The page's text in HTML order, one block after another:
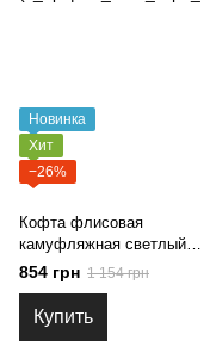
Новинка
Хит
−26%
Кофта флисовая
камуфляжная светлый
Пиксель на молнии пиксель
Украина-5 46, 48, 52,54, 56
(k_ЦЧфліс_пикс_Укр5_46)
854 грн 1 154 грн
Купить